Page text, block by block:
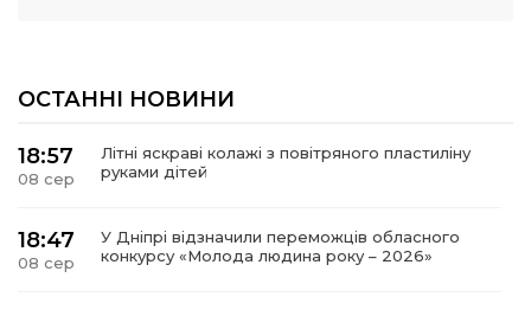
ОСТАННІ НОВИНИ
18:57
08 сер
Літні яскраві колажі з повітряного пластиліну
руками дітей
18:47
08 сер
У Дніпрі відзначили переможців обласного
конкурсу «Молода людина року – 2026»